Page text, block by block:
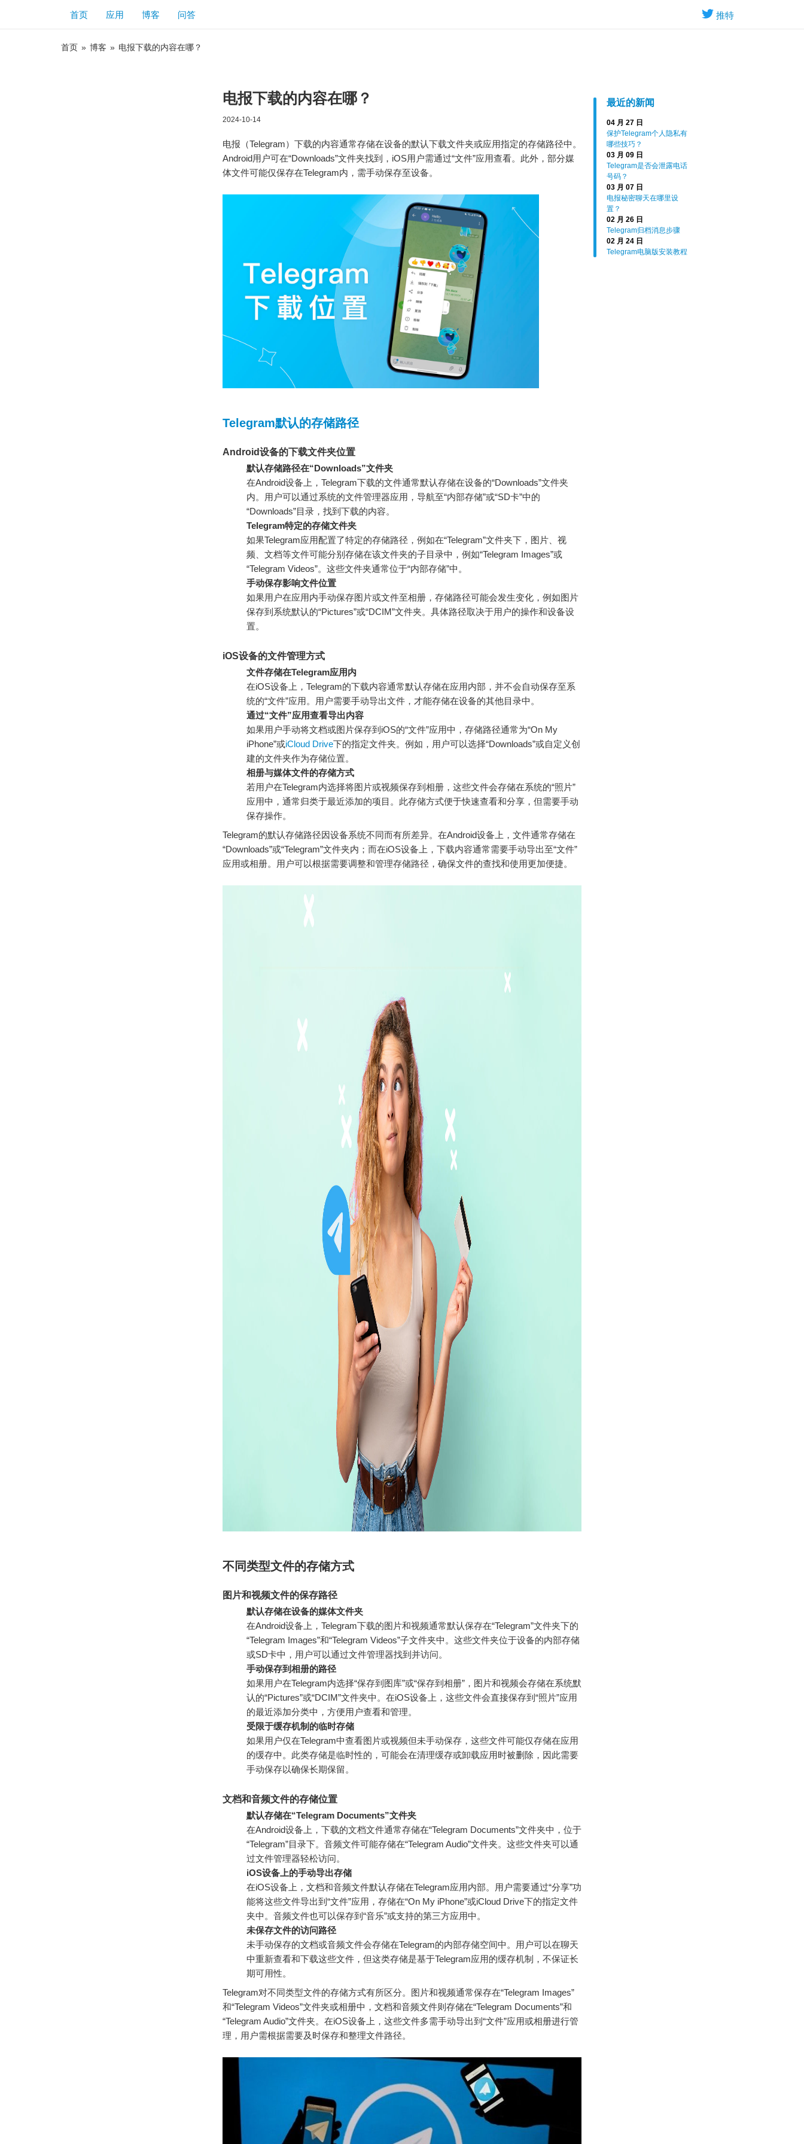
推特
首页 应用 博客 问答
首页 » 博客 » 电报下载的内容在哪？
最近的新闻
04 月 27 日
保护Telegram个人隐私有
哪些技巧？
03 月 09 日
Telegram是否会泄露电话
号码？
03 月 07 日
电报秘密聊天在哪里设
置？
02 月 26 日
Telegram归档消息步骤
02 月 24 日
Telegram电脑版安装教程
电报下载的内容在哪？
2024-10-14
电报（Telegram）下载的内容通常存储在设备的默认下载文件夹或应用指定的存储路径中。
Android用户可在“Downloads”文件夹找到，iOS用户需通过“文件”应用查看。此外，部分媒
体文件可能仅保存在Telegram内，需手动保存至设备。
Telegram默认的存储路径
Android设备的下载文件夹位置
默认存储路径在“Downloads”文件夹
在Android设备上，Telegram下载的文件通常默认存储在设备的“Downloads”文件夹
内。用户可以通过系统的文件管理器应用，导航至“内部存储”或“SD卡”中的
“Downloads”目录，找到下载的内容。
Telegram特定的存储文件夹
如果Telegram应用配置了特定的存储路径，例如在“Telegram”文件夹下，图片、视
频、文档等文件可能分别存储在该文件夹的子目录中，例如“Telegram Images”或
“Telegram Videos”。这些文件夹通常位于“内部存储”中。
手动保存影响文件位置
如果用户在应用内手动保存图片或文件至相册，存储路径可能会发生变化，例如图片
保存到系统默认的“Pictures”或“DCIM”文件夹。具体路径取决于用户的操作和设备设
置。
iOS设备的文件管理方式
文件存储在Telegram应用内
在iOS设备上，Telegram的下载内容通常默认存储在应用内部，并不会自动保存至系
统的“文件”应用。用户需要手动导出文件，才能存储在设备的其他目录中。
通过“文件”应用查看导出内容
如果用户手动将文档或图片保存到iOS的“文件”应用中，存储路径通常为“On My
iPhone”或iCloud Drive下的指定文件夹。例如，用户可以选择“Downloads”或自定义创
建的文件夹作为存储位置。
相册与媒体文件的存储方式
若用户在Telegram内选择将图片或视频保存到相册，这些文件会存储在系统的“照片”
应用中，通常归类于最近添加的项目。此存储方式便于快速查看和分享，但需要手动
保存操作。
Telegram的默认存储路径因设备系统不同而有所差异。在Android设备上，文件通常存储在
“Downloads”或“Telegram”文件夹内；而在iOS设备上，下载内容通常需要手动导出至“文件”
应用或相册。用户可以根据需要调整和管理存储路径，确保文件的查找和使用更加便捷。
不同类型文件的存储方式
图片和视频文件的保存路径
默认存储在设备的媒体文件夹
在Android设备上，Telegram下载的图片和视频通常默认保存在“Telegram”文件夹下的
“Telegram Images”和“Telegram Videos”子文件夹中。这些文件夹位于设备的内部存储
或SD卡中，用户可以通过文件管理器找到并访问。
手动保存到相册的路径
如果用户在Telegram内选择“保存到图库”或“保存到相册”，图片和视频会存储在系统默
认的“Pictures”或“DCIM”文件夹中。在iOS设备上，这些文件会直接保存到“照片”应用
的最近添加分类中，方便用户查看和管理。
受限于缓存机制的临时存储
如果用户仅在Telegram中查看图片或视频但未手动保存，这些文件可能仅存储在应用
的缓存中。此类存储是临时性的，可能会在清理缓存或卸载应用时被删除，因此需要
手动保存以确保长期保留。
文档和音频文件的存储位置
默认存储在“Telegram Documents”文件夹
在Android设备上，下载的文档文件通常存储在“Telegram Documents”文件夹中，位于
“Telegram”目录下。音频文件可能存储在“Telegram Audio”文件夹。这些文件夹可以通
过文件管理器轻松访问。
iOS设备上的手动导出存储
在iOS设备上，文档和音频文件默认存储在Telegram应用内部。用户需要通过“分享”功
能将这些文件导出到“文件”应用，存储在“On My iPhone”或iCloud Drive下的指定文件
夹中。音频文件也可以保存到“音乐”或支持的第三方应用中。
未保存文件的访问路径
未手动保存的文档或音频文件会存储在Telegram的内部存储空间中。用户可以在聊天
中重新查看和下载这些文件，但这类存储是基于Telegram应用的缓存机制，不保证长
期可用性。
Telegram对不同类型文件的存储方式有所区分。图片和视频通常保存在“Telegram Images”
和“Telegram Videos”文件夹或相册中，文档和音频文件则存储在“Telegram Documents”和
“Telegram Audio”文件夹。在iOS设备上，这些文件多需手动导出到“文件”应用或相册进行管
理，用户需根据需要及时保存和整理文件路径。